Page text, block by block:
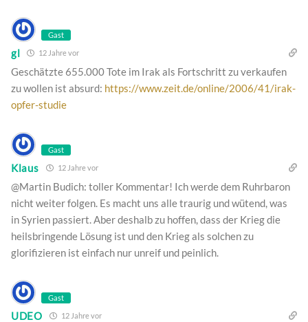
Gast
gl 12 Jahre vor
Geschätzte 655.000 Tote im Irak als Fortschritt zu verkaufen
zu wollen ist absurd: https://www.zeit.de/online/2006/41/irak-
opfer-studie
Gast
Klaus 12 Jahre vor
@Martin Budich: toller Kommentar! Ich werde dem Ruhrbaron
nicht weiter folgen. Es macht uns alle traurig und wütend, was
in Syrien passiert. Aber deshalb zu hoffen, dass der Krieg die
heilsbringende Lösung ist und den Krieg als solchen zu
glorifizieren ist einfach nur unreif und peinlich.
Gast
UDEO 12 Jahre vor